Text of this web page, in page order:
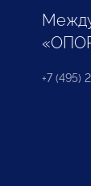
+7 (495)